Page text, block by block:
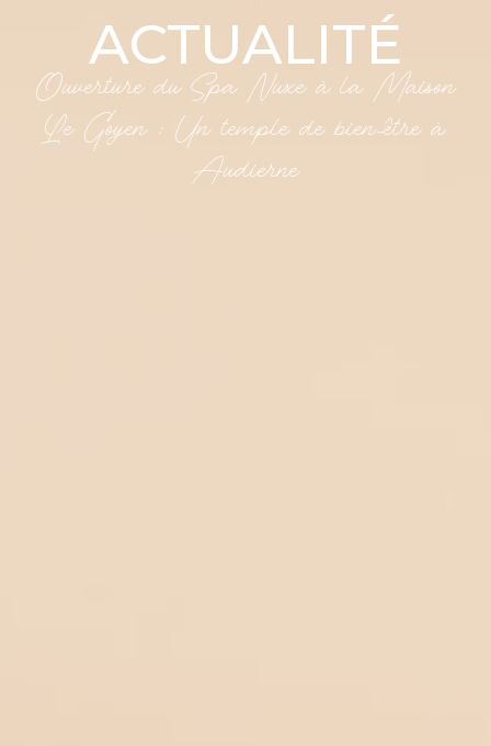
ACTUALITÉ
Ouverture du Spa Nuxe à la Maison
Le Goyen : Un temple de bien-être à
Audierne